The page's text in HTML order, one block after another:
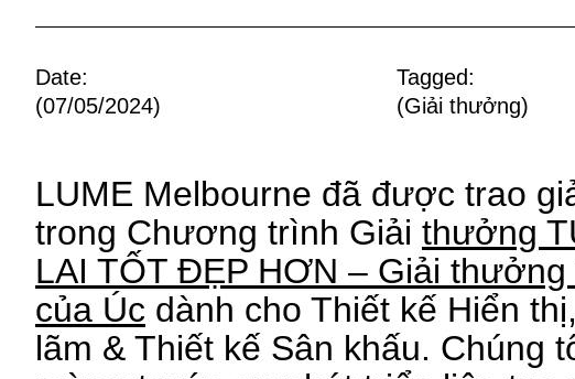
Date:
(07/05/2024)
Tagged:
(Giải thưởng)
LUME Melbourne đã được trao
trong Chương trình Giải thưởng
LAI TỐT ĐẸP HƠN – Giải thưởng
của Úc dành cho Thiết kế Hiển
lãm & Thiết kế Sân khấu. Chúng